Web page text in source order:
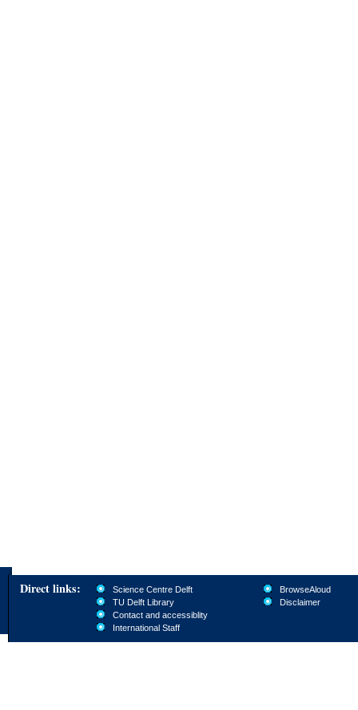
Direct links:
Science Centre Delft
TU Delft Library
Contact and accessiblity
International Staff
BrowseAloud
Disclaimer